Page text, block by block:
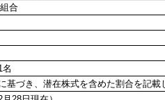
合
基づき、潜在株式を含めた割合を記載